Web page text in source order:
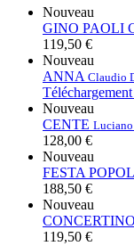
Nouveau
GINO PAOLI
119,50 €
Nouveau
ANNA Claudio
Nouveau
CENTE
128,00 €
Nouveau
FESTA
188,50 €
Nouveau
119,50 €